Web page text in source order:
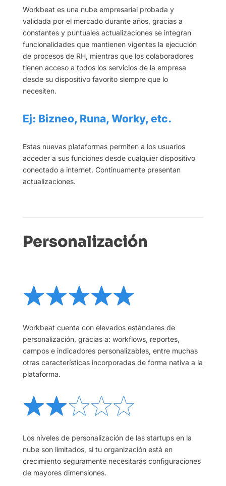
Workbeat es una nube empresarial probada y
validada por el mercado durante años, gracias a
constantes y puntuales actualizaciones se integran
funcionalidades que mantienen vigentes la ejecución
de procesos de RH, mientras que los colaboradores
tienen acceso a todos los servicios de la empresa
desde su dispositivo favorito siempre que lo
necesiten.
Ej: Bizneo, Runa, Worky, etc.
Estas nuevas plataformas permiten a los usuarios
acceder a sus funciones desde cualquier dispositivo
conectado a internet. Continuamente presentan
actualizaciones.
Personalización
Workbeat cuenta con elevados estándares de
personalización, gracias a: workflows, reportes,
campos e indicadores personalizables, entre muchas
otras características incorporadas de forma nativa a la
plataforma.
Los niveles de personalización de las startups en la
nube son limitados, si tu organización está en
crecimiento seguramente necesitarás configuraciones
de mayores dimensiones.